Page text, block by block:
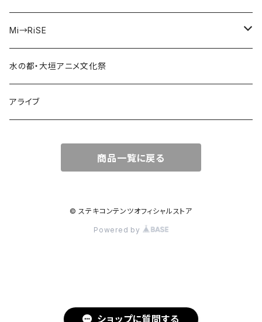
ショップに質問する
ISEKAIMODE
あかねさす
走れチュロス！
Mi→RiSE
夜見ベルノ
水の都・大垣アニメ文化祭
アライブ
商品一覧に戻る
© ステキコンテンツオフィシャルストア
Powered by